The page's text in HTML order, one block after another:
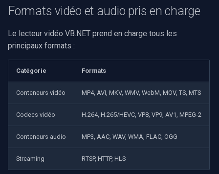
Formats vidéo et audio pris en charge
Le lecteur vidéo VB.NET prend en charge tous les
principaux formats :
Catégorie Formats
Conteneurs vidéo MP4, AVI, MKV, WMV, WebM, MOV, TS, MTS
Codecs vidéo H.264, H.265/HEVC, VP8, VP9, AV1, MPEG-2
Conteneurs audio MP3, AAC, WAV, WMA, FLAC, OGG
Streaming RTSP, HTTP, HLS